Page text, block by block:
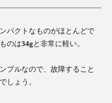
パクトなものがほとんどで
のは34gと非常に軽い。
プルなので、故障すること
しょう。